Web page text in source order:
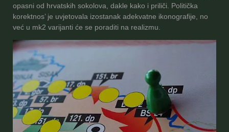
opasni od hrvatskih sokolova, dakle kako i priliči. Politička
korektnos’ je uvjetovala izostanak adekvatne ikonografije, no
već u mk2 varijanti će se poraditi na realizmu.